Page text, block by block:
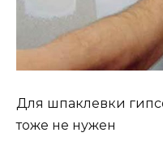
Для шпаклевки
тоже не нужен